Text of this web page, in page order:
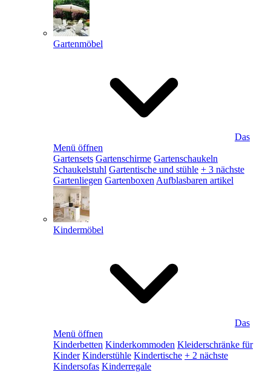
Gartenmöbel
Das
Menü öffnen
Gartensets Gartenschirme Gartenschaukeln
Schaukelstuhl Gartentische und stühle + 3 nächste
Gartenliegen Gartenboxen Aufblasbaren artikel
Kindermöbel
Das
Menü öffnen
Kinderbetten Kinderkommoden Kleiderschränke für
Kinder Kinderstühle Kindertische + 2 nächste
Kindersofas Kinderregale